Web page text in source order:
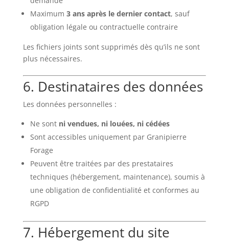
Maximum 3 ans après le dernier contact, sauf
obligation légale ou contractuelle contraire
Les fichiers joints sont supprimés dès qu’ils ne sont
plus nécessaires.
6. Destinataires des données
Les données personnelles :
Ne sont ni vendues, ni louées, ni cédées
Sont accessibles uniquement par Granipierre
Forage
Peuvent être traitées par des prestataires
techniques (hébergement, maintenance), soumis à
une obligation de confidentialité et conformes au
RGPD
7. Hébergement du site